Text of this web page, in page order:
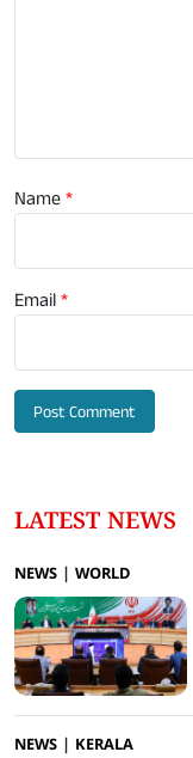
Name*
Email*
LATEST NEWS
NEWS WORLD
NEWS KERALA